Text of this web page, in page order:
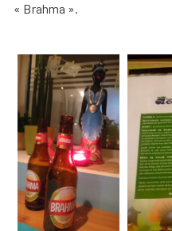
« Brahma ».